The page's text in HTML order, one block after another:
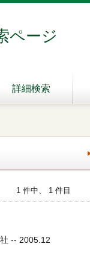
ページ
詳細検索
1 件中、 1 件目
-- 2005.12